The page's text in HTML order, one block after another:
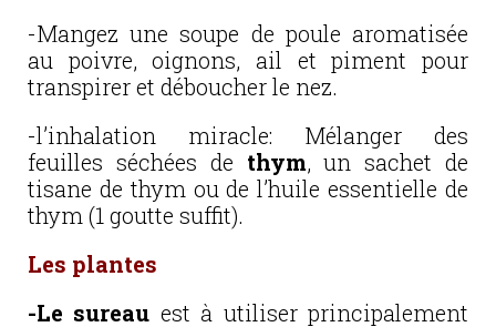
-Mangez une soupe de poule aromatisée
au poivre, oignons, ail et piment pour
transpirer et déboucher le nez.
-l’inhalation miracle: Mélanger des
feuilles séchées de thym, un sachet de
tisane de thym ou de l’huile essentielle de
thym (1 goutte suffit).
Les plantes
-Le sureau est à utiliser principalement